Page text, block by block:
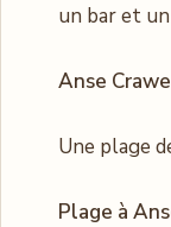
un bar et
Anse
Une plage
Plage à